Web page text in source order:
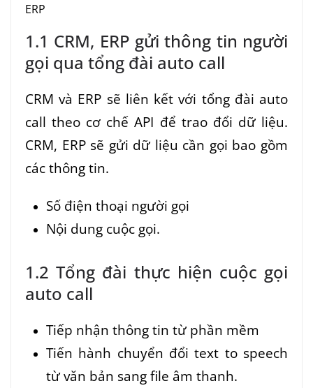
ERP
1.1 CRM, ERP gửi thông tin người
gọi qua tổng đài auto call
CRM và ERP sẽ liên kết với tổng đài auto
call theo cơ chế API để trao đổi dữ liệu.
CRM, ERP sẽ gửi dữ liệu cần gọi bao gồm
các thông tin.
Số điện thoại người gọi
Nội dung cuộc gọi.
1.2 Tổng đài thực hiện cuộc gọi
auto call
Tiếp nhận thông tin từ phần mềm
Tiến hành chuyển đổi text to speech
từ văn bản sang file âm thanh.